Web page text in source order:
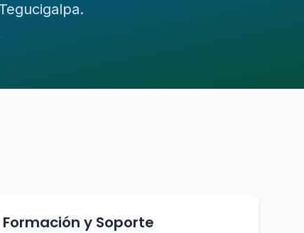
Formación y Soporte